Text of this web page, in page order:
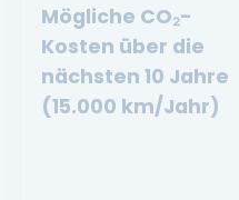
Mögliche CO₂-
Kosten über die
nächsten 10 Jahre
(15.000 km/Jahr)